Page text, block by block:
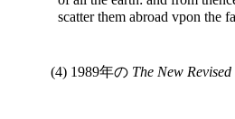
scatter them abroad vpon the
(4) 1989年の The New